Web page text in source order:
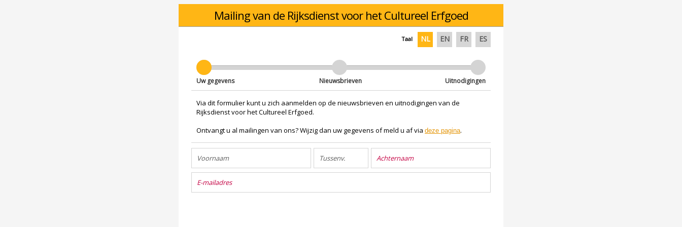
Mailing van de Rijksdienst voor het Cultureel Erfgoed
Taal NL EN FR ES
Uw gegevens Nieuwsbrieven Uitnodigingen
Via dit formulier kunt u zich aanmelden op de nieuwsbrieven en uitnodigingen van de
Rijksdienst voor het Cultureel Erfgoed.
Ontvangt u al mailingen van ons? Wijzig dan uw gegevens of meld u af via deze pagina.